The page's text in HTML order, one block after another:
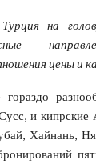
на
цены и
и
Хайнань,